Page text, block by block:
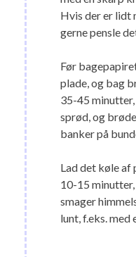
Hvis der er lidt
gerne pensle
Før
plade, og bag
35-45
sprød, og
banker på
Lad det køle af
10-15
smager
lunt, f.eks.